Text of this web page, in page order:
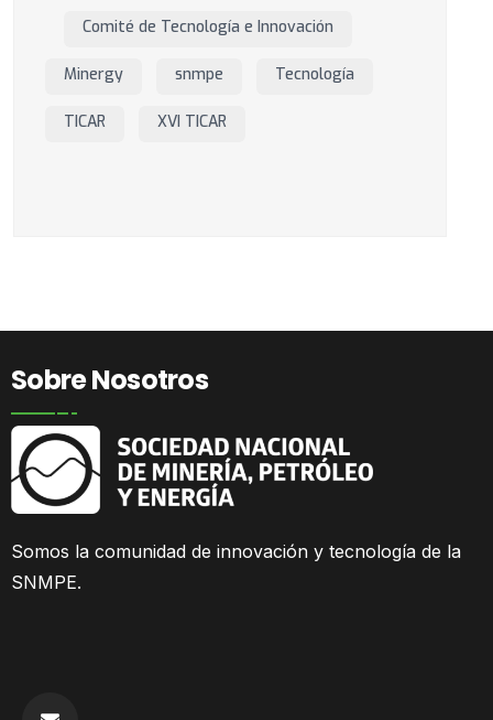
Comité de Tecnología e Innovación
Minergy snmpe Tecnología
TICAR XVI TICAR
Sobre Nosotros
Somos la comunidad de innovación y tecnología de la
SNMPE.